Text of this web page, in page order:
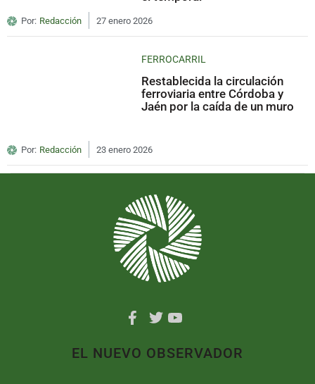
Por: Redacción 27 enero 2026
FERROCARRIL
Restablecida la circulación
ferroviaria entre Córdoba y
Jaén por la caída de un muro
Por: Redacción 23 enero 2026
EL NUEVO OBSERVADOR